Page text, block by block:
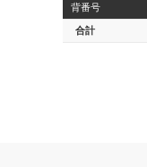
背番号
合計